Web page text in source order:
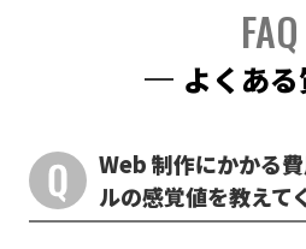
FAQ
よくあ
Web 制作にかかる
ルの感覚値を教えて